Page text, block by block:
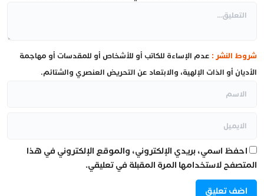
شروط النشر : عدم الإساءة للكاتب أو للأشخاص أو للمقدسات أو مهاجمة
الأديان أو الذات الإلهية، والابتعاد عن التحريض العنصري والشتائم.
احفظ اسمي، بريدي الإلكتروني، والموقع الإلكتروني في هذا
المتصفح لاستخدامها المرة المقبلة في تعليقي.